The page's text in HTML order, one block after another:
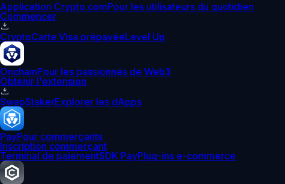
Application Crypto.comPour les utilisateurs du quotidien
Commencer
CryptoCarte Visa prépayéeLevel Up
OnchainPour les passionnés de Web3
Obtenir l'extension
SwapStakerExplorer les dApps
PayPour commerçants
Inscription commerçant
Terminal de paiementSDK PayPlug-ins e-commerce